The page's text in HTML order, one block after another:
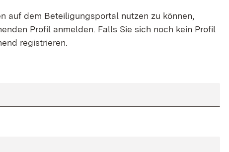
auf dem Beteiligungsportal nutzen zu können,
Profil anmelden. Falls Sie sich noch kein Profil
registrieren.